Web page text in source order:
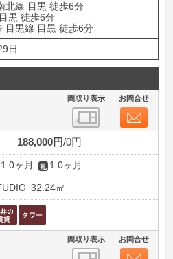
北線 目黒 徒歩6分
黒 徒歩6分
目黒線 目黒 徒歩6分
日
間取り表示 お問合せ
188,000円 0円
1.0ヶ月 1.0ヶ月
32.24㎡
間取り表示 お問合せ